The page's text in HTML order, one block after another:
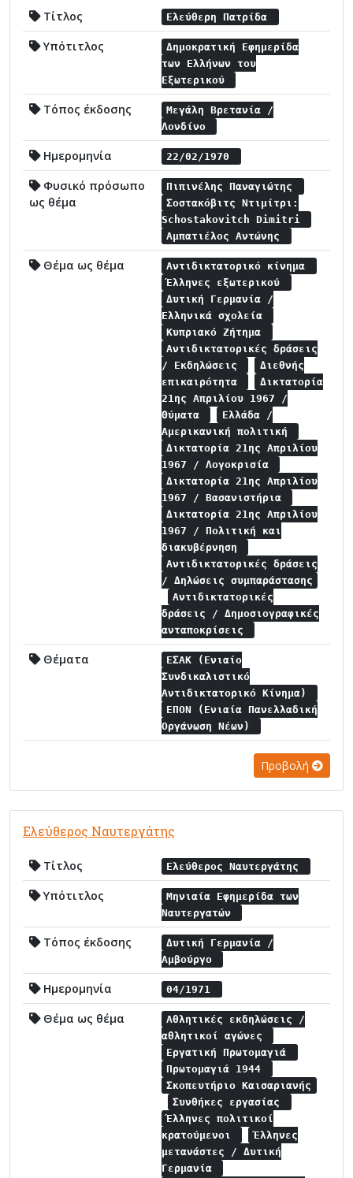
Τίτλος Ελεύθερη Πατρίδα
Υπότιτλος
Δημοκρατική Εφημερίδα
των Ελλήνων του
Εξωτερικού
Τόπος έκδοσης
Μεγάλη Βρετανία /
Λονδίνο
Ημερομηνία 22/02/1970
Φυσικό πρόσωπο
ως θέμα
Πιπινέλης Παναγιώτης
Σοστακόβιτς Ντιμίτρι:
Schostakovitch Dimitri
Αμπατιέλος Αντώνης
Θέμα ως θέμα
Αντιδικτατορικό κίνημα
Έλληνες εξωτερικού
Δυτική Γερμανία /
Ελληνικά σχολεία
Κυπριακό Ζήτημα
Αντιδικτατορικές δράσεις
/ Εκδηλώσεις
Διεθνής
επικαιρότητα
Δικτατορία
21ης Απριλίου 1967 /
Θύματα
Ελλάδα /
Αμερικανική πολιτική
Δικτατορία 21ης Απριλίου
1967 / Λογοκρισία
Δικτατορία 21ης Απριλίου
1967 / Βασανιστήρια
Δικτατορία 21ης Απριλίου
1967 / Πολιτική και
διακυβέρνηση
Αντιδικτατορικές δράσεις
/ Δηλώσεις συμπαράστασης
Αντιδικτατορικές
δράσεις / Δημοσιογραφικές
ανταποκρίσεις
Θέματα
ΕΣΑΚ (Ενιαίο
Συνδικαλιστικό
Αντιδικτατορικό Κίνημα)
ΕΠΟΝ (Ενιαία Πανελλαδική
Οργάνωση Νέων)
Προβολή
Ελεύθερος Ναυτεργάτης
Τίτλος Ελεύθερος Ναυτεργάτης
Υπότιτλος
Μηνιαία Εφημερίδα των
Ναυτεργατών
Τόπος έκδοσης
Δυτική Γερμανία /
Αμβούργο
Ημερομηνία 04/1971
Θέμα ως θέμα
Αθλητικές εκδηλώσεις /
αθλητικοί αγώνες
Εργατική Πρωτομαγιά
Πρωτομαγιά 1944
Σκοπευτήριο Καισαριανής
Συνθήκες εργασίας
Έλληνες πολιτικοί
κρατούμενοι
Έλληνες
μετανάστες / Δυτική
Γερμανία